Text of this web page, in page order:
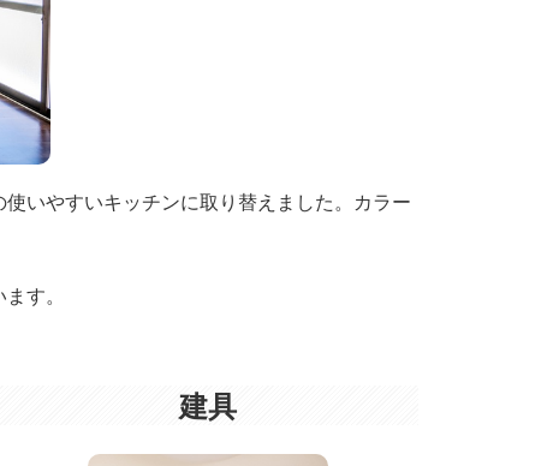
いやすいキッチンに取り替えました。カラー
す。
建具